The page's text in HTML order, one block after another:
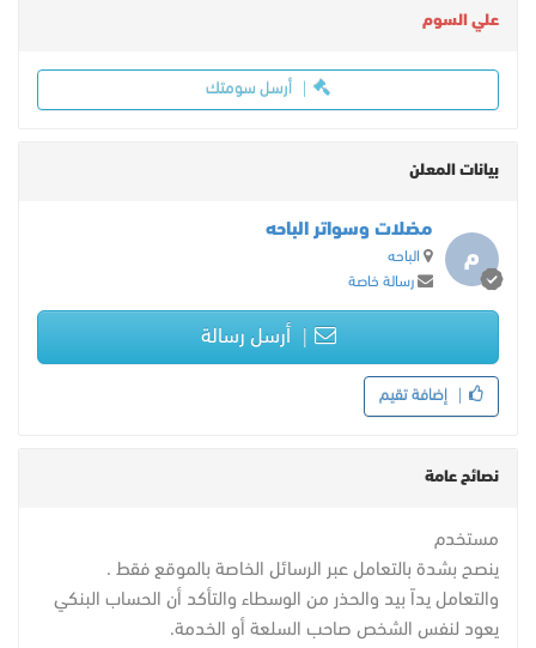
علي السوم
أرسل سومتك
بيانات المعلن
م
مضلات وسواتر الباحه
الباحه
رسالة خاصة
أرسل رسالة
إضافة تقيم
نصائح عامة
مستخدم
ينصح بشدة بالتعامل عبر الرسائل الخاصة بالموقع فقط .
والتعامل يداً بيد والحذر من الوسطاء والتأكد أن الحساب البنكي
يعود لنفس الشخص صاحب السلعة أو الخدمة.